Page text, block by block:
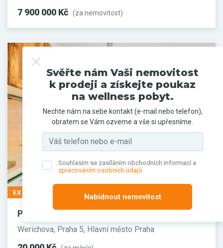
7 900 000 Kč (za nemovitost)
EXKLUZIVNĚ
Pronájem bytu, 2+1, 65 m²
Werichova, Praha 5, Hlavní město Praha
Svěřte nám Vaši nemovitost
k prodeji a získejte poukaz
na wellness pobyt.
Nechte nám na sebe kontakt (e-mail nebo telefon),
obratem se Vám ozveme a vše si upřesníme.
Souhlasím se zasíláním obchodních informací a
zpracováním osobních údajů
Nabídnout nemovitost